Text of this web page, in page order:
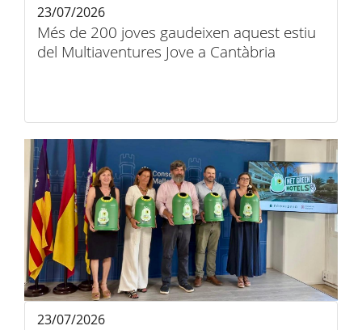
Més de 200 joves gaudeixen aquest estiu
del Multiaventures Jove a Cantàbria
23/07/2026
23/07/2026